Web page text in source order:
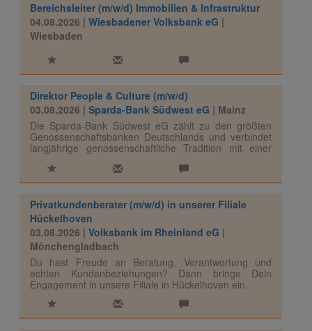
Bereichsleiter (m/w/d) Immobilien & Infrastruktur
04.08.2026 | Wiesbadener Volksbank eG |
Wiesbaden
Direktor People & Culture (m/w/d)
03.08.2026 | Sparda-Bank Südwest eG | Mainz
Die Sparda-Bank Südwest eG zählt zu den größten
Genossenschaftsbanken Deutschlands und verbindet
langjährige genossenschaftliche Tradition mit einer
Bilanzsumme von rund 12 Mrd. € und über 400.000
Mitgliedern gehört das Institut zu den leistungsstarken
FinanzGruppe.
Im Zuge einer Nachfolgeregelung wird eine
unternehmerisch denkende Persönlichkeit mit
Gestaltungswillen gesucht.
Privatkundenberater (m/w/d) in unserer Filiale
Hückelhoven
03.08.2026 | Volksbank im Rheinland eG |
Mönchengladbach
Du hast Freude an Beratung, Verantwortung und
echten Kundenbeziehungen? Dann bringe Dein
Engagement in unsere Filiale in Hückelhoven ein.